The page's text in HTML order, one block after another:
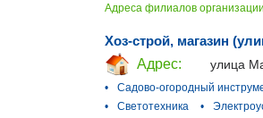
Адреса филиалов
Хоз-строй, магазин
Адрес:
улица
•
Садово-огородный
•
Светотехника •